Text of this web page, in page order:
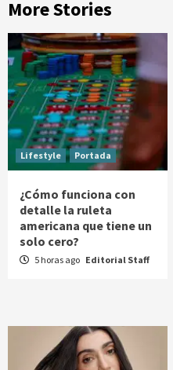
More Stories
Lifestyle Portada
¿Cómo funciona con
detalle la ruleta
americana que tiene un
solo cero?
5 horas ago Editorial Staff